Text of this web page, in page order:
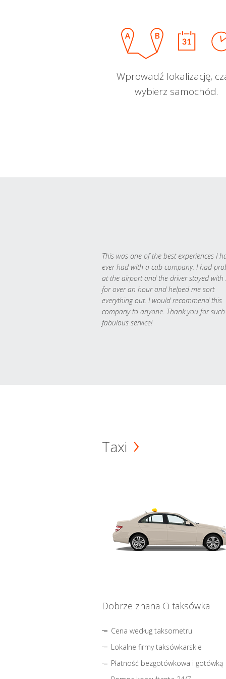
Wprowadź lokalizację,
wybierz samochód.
This was one of the best experiences I
ever had with a cab company. I had
at the airport and the driver stayed with
for over an hour and helped me sort
everything out. I would recommend this
company to anyone. Thank you for such
fabulous service!
Taxi
Dobrze znana Ci taksówka
Cena według taksometru
Lokalne firmy taksówkarskie
Płatność bezgotówkowa i gotówką